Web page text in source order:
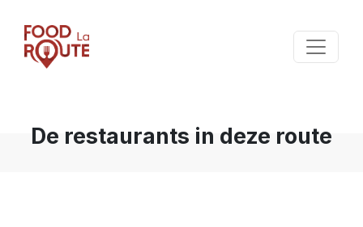
De restaurants in deze route